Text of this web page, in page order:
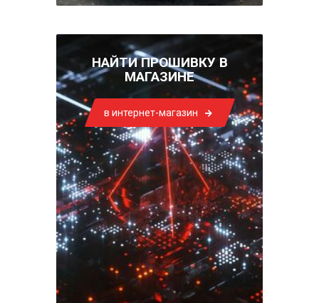
НАЙТИ ПРОШИВКУ В
МАГАЗИНЕ
в интернет-магазин